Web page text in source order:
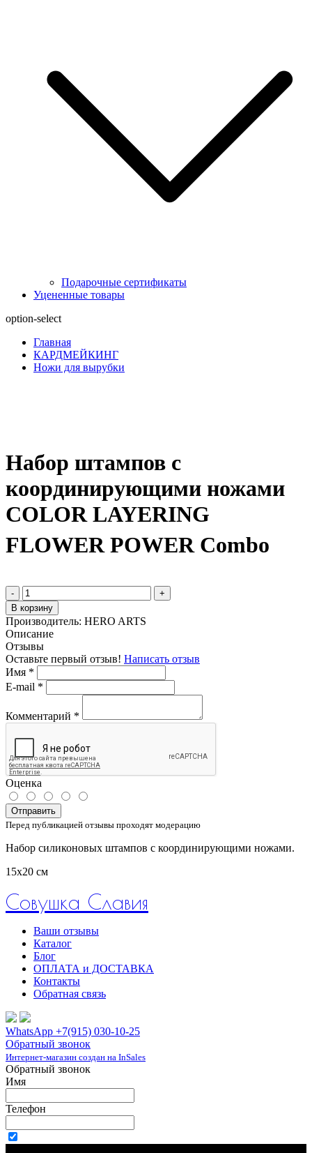
Подарочные сертификаты
Уцененные товары
option-select
Главная
КАРДМЕЙКИНГ
Ножи для вырубки
Набор штампов с
координирующими ножами
COLOR LAYERING
FLOWER POWER Combo
-
+
В корзину
Производитель: HERO ARTS
Описание
Отзывы
Оставьте первый отзыв! Написать отзыв
Имя *
E-mail *
Комментарий *
Оценка
Отправить
Перед публикацией отзывы проходят модерацию
Набор силиконовых штампов с координирующими ножами.
15х20 см
Совушка Славия
Ваши отзывы
Каталог
Блог
ОПЛАТА и ДОСТАВКА
Контакты
Обратная связь
WhatsApp +7(915) 030-10-25
Обратный звонок
Интернет-магазин создан на InSales
Обратный звонок
Имя
Телефон